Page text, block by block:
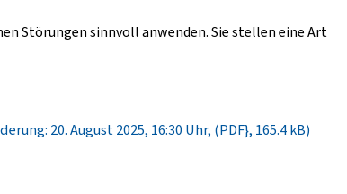
Störungen sinnvoll anwenden. Sie stellen eine Art
20. August 2025, 16:30 Uhr, (PDF}, 165.4 kB)